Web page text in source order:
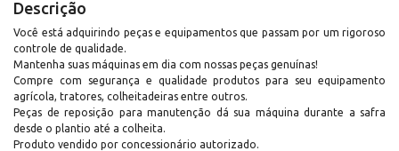
Descrição
Você está adquirindo peças e equipamentos que passam por um rigoroso
controle de qualidade.
Mantenha suas máquinas em dia com nossas peças genuínas!
Compre com segurança e qualidade produtos para seu equipamento
agrícola, tratores, colheitadeiras entre outros.
Peças de reposição para manutenção dá sua máquina durante a safra
desde o plantio até a colheita.
Produto vendido por concessionário autorizado.